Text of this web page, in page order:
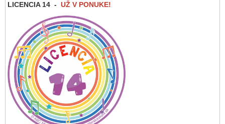
LICENCIA 14 - UŽ V PONUKE!